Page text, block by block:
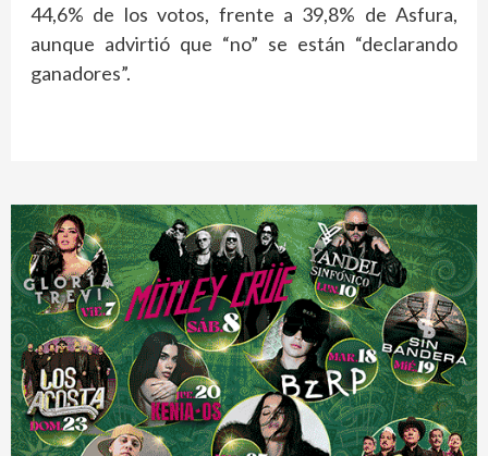
44,6% de los votos, frente a 39,8% de Asfura,
aunque advirtió que “no” se están “declarando
ganadores”.